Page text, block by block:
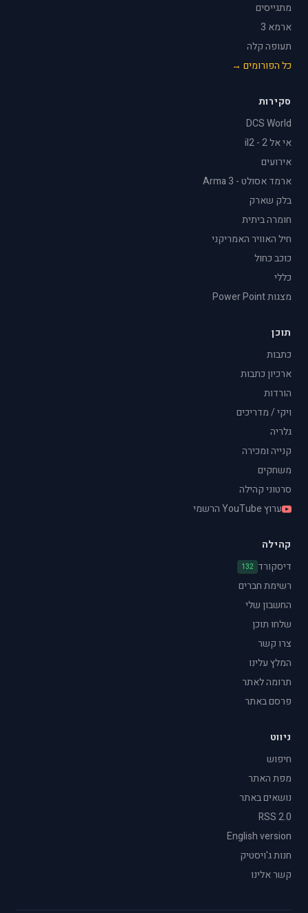
מתגייסים
ארמא 3
תעופה קלה
כל הפורומים →
סקירות
DCS World
אי אל 2 - il2
אירועים
ארמד אסולט - Arma 3
בלק שארק
חומרה ביתית
חיל האוויר האמריקני
כוכב כחול
כללי
מצגות Power Point
תוכן
כתבות
ארכיון כתבות
הורדות
ויקי / מדריכים
גלריה
קנייה ומכירה
משחקים
סרטוני קהילה
ערוץ YouTube הרשמי
קהילה
דיסקורד 132
רשימת חברים
החשבון שלי
שלחו תוכן
צרו קשר
המלץ עלינו
תרומה לאתר
פרסם באתר
ניווט
חיפוש
מפת האתר
נושאים באתר
RSS 2.0
English version
חנות ג'ויסטיק
קשר אלינו